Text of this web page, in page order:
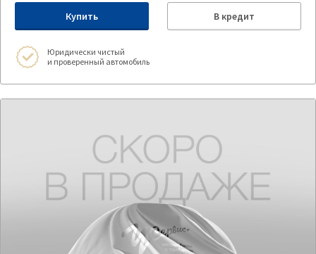
Купить В кредит
Юридически чистый
и проверенный автомобиль